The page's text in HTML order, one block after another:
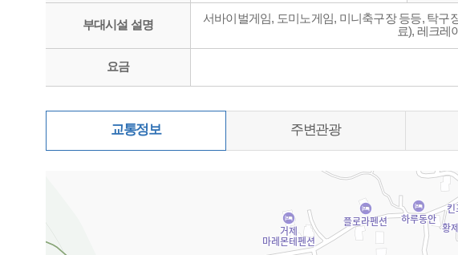
부대시설 설명
서바이벌게임, 도미노게임, 미니축구장 등등, 탁구
료), 레크레
요금
교통정보 주변관광